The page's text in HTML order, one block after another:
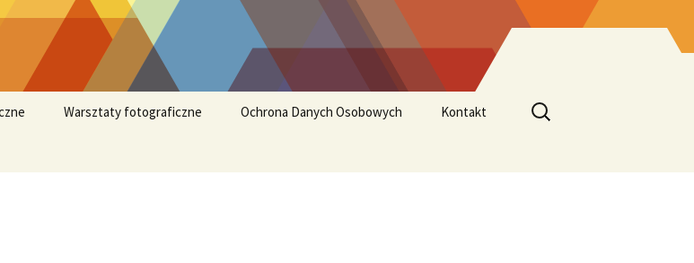
Warsztaty fotograficzne Ochrona Danych Osobowych Kontakt
Szukaj: